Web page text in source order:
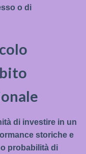
o di
di investire in un
storiche e
probabilità di